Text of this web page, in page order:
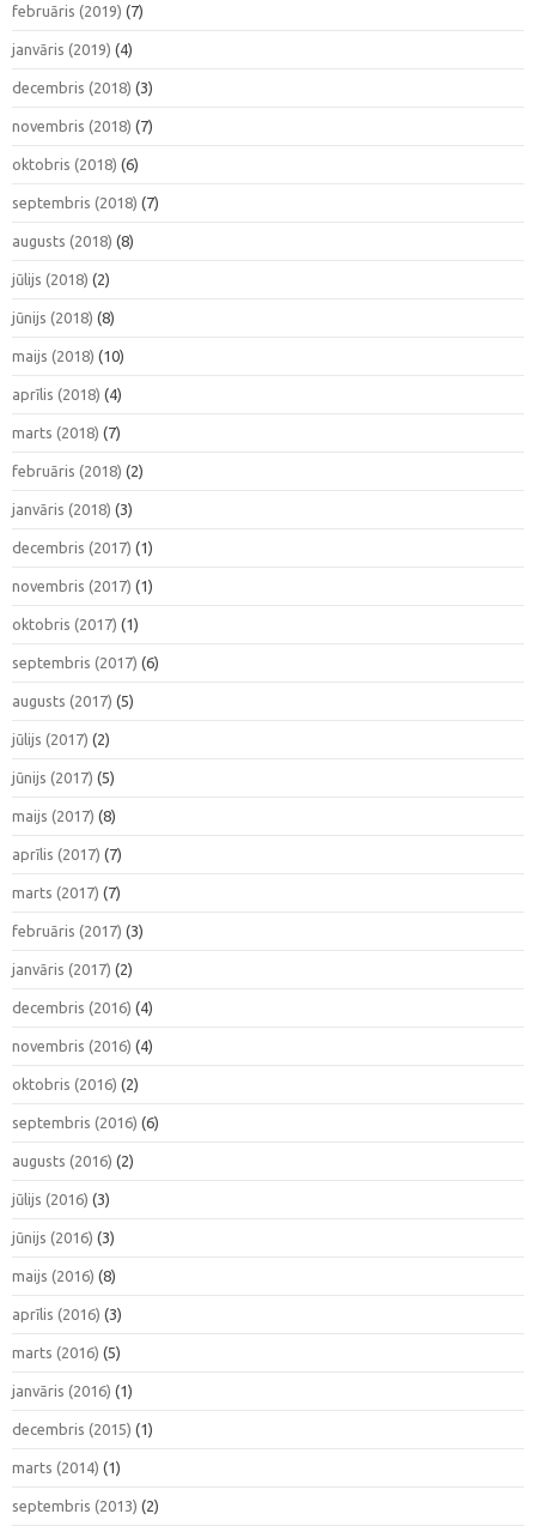
februāris (2019) (7)
janvāris (2019) (4)
decembris (2018) (3)
novembris (2018) (7)
oktobris (2018) (6)
septembris (2018) (7)
augusts (2018) (8)
jūlijs (2018) (2)
jūnijs (2018) (8)
maijs (2018) (10)
aprīlis (2018) (4)
marts (2018) (7)
februāris (2018) (2)
janvāris (2018) (3)
decembris (2017) (1)
novembris (2017) (1)
oktobris (2017) (1)
septembris (2017) (6)
augusts (2017) (5)
jūlijs (2017) (2)
jūnijs (2017) (5)
maijs (2017) (8)
aprīlis (2017) (7)
marts (2017) (7)
februāris (2017) (3)
janvāris (2017) (2)
decembris (2016) (4)
novembris (2016) (4)
oktobris (2016) (2)
septembris (2016) (6)
augusts (2016) (2)
jūlijs (2016) (3)
jūnijs (2016) (3)
maijs (2016) (8)
aprīlis (2016) (3)
marts (2016) (5)
janvāris (2016) (1)
decembris (2015) (1)
marts (2014) (1)
septembris (2013) (2)